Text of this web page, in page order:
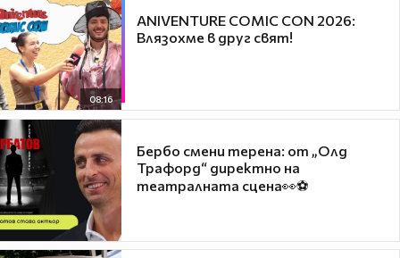
08:16
ANIVENTURE COMIC CON 2026:
Влязохме в друг свят!
Бербо смени терена: от „Олд
Трафорд“ директно на
театралната сцена👀⚽